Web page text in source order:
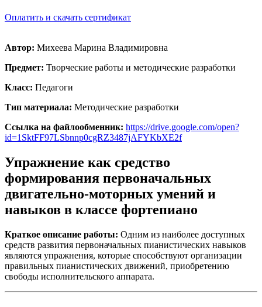
Оплатить и скачать сертификат
Автор: Михеева Марина Владимировна
Предмет: Творческие работы и методические разработки
Класс: Педагоги
Тип материала: Методические разработки
Ссылка на файлообменник: https://drive.google.com/open?
id=1SktFF97LSbnnp0cgRZ3487jAFYKbXE2f
Упражнение как средство
формирования первоначальных
двигательно-моторных умений и
навыков в классе фортепиано
Краткое описание работы: Одним из наиболее доступных
средств развития первоначальных пианистических навыков
являются упражнения, которые способствуют организации
правильных пианистических движений, приобретению
свободы исполнительского аппарата.